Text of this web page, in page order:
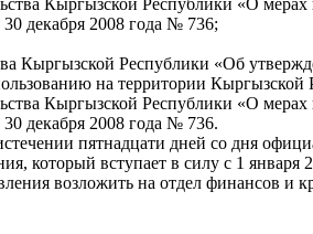
Кыргызской Республики «О
декабря 2008 года № 736;
Кыргызской Республики «Об
на территории
Кыргызской Республики «О
декабря 2008 года № 736.
пятнадцати дней со дня
который вступает в силу с 1 января
возложить на отдел финансов и